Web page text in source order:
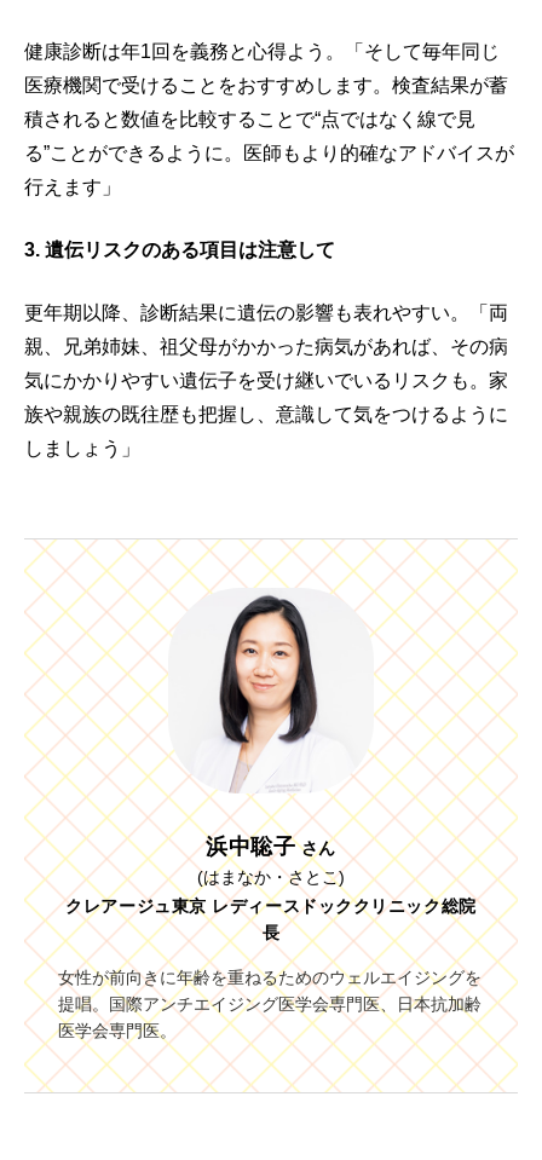
健康診断は年1回を義務と心得よう。「そして毎年同じ
医療機関で受けることをおすすめします。検査結果が蓄
積されると数値を比較することで“点ではなく線で見
る”ことができるように。医師もより的確なアドバイスが
行えます」
3. 遺伝リスクのある項目は注意して
更年期以降、診断結果に遺伝の影響も表れやすい。「両
親、兄弟姉妹、祖父母がかかった病気があれば、その病
気にかかりやすい遺伝子を受け継いでいるリスクも。家
族や親族の既往歴も把握し、意識して気をつけるように
しましょう」
浜中聡子 さん
(はまなか・さとこ)
クレアージュ東京 レディースドッククリニック総院
長
女性が前向きに年齢を重ねるためのウェルエイジングを
提唱。国際アンチエイジング医学会専門医、日本抗加齢
医学会専門医。